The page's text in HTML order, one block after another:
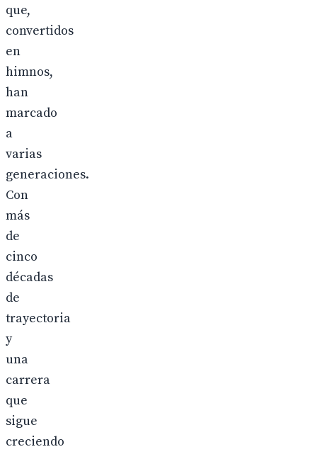
que,
convertidos
en
himnos,
han
marcado
a
varias
generaciones.
Con
más
de
cinco
décadas
de
trayectoria
y
una
carrera
que
sigue
creciendo